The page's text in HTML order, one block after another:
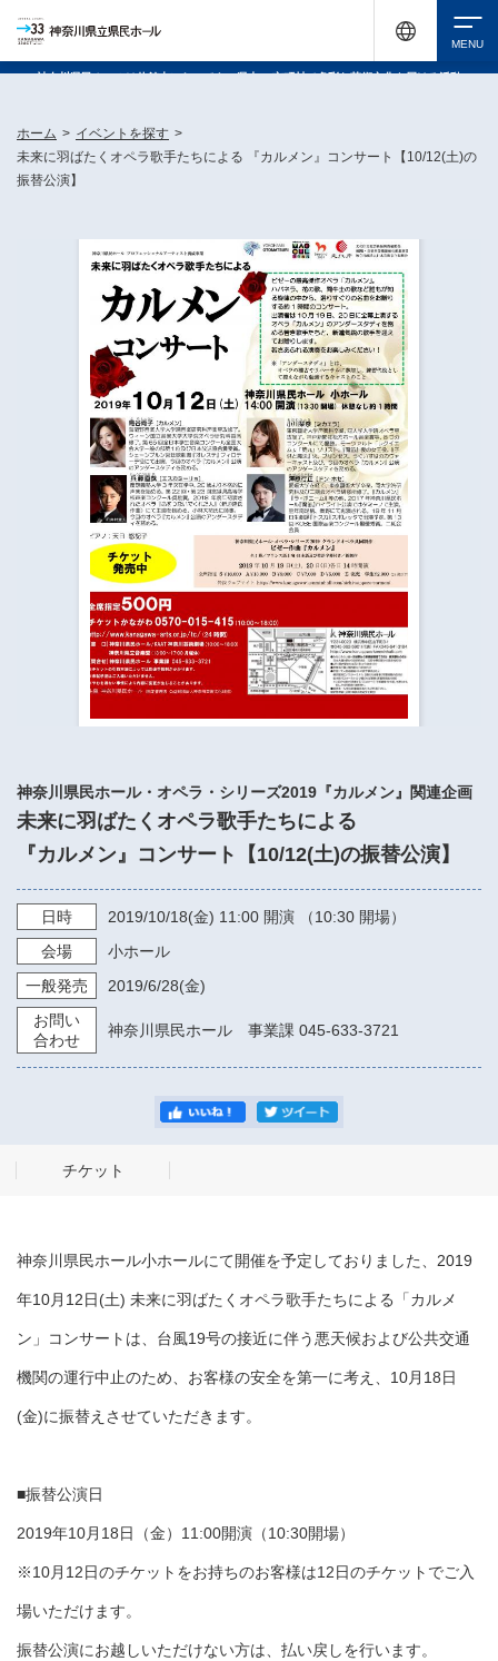
神奈川県民ホールは休館中においても、県内33市町村で多彩な芸術文化を届ける活動
イベントを探す
・ イベント一覧
・ イベントカレンダー
休館中の県民ホールについて
・ 施設概要
・ パイプオルガン
・ 神奈川県民ホールの取り組み
神奈川県立県民ホールSNS
​​​​​​​​​​​​​神奈川県立県民ホール
ギャラリーSNS
ホーム > イベントを探す >
未来に羽ばたくオペラ歌手たちによる 『カルメン』コンサート【10/12(土)の
振替公演】
神奈川県民ホール・オペラ・シリーズ2019『カルメン』関連企画
未来に羽ばたくオペラ歌手たちによる
『カルメン』コンサート【10/12(土)の振替公演】
日時 2019/10/18(金) 11:00 開演 （10:30 開場）
会場
小ホール
一般発売
2019/6/28(金)
お問い
合わせ
神奈川県民ホール 事業課 045-633-3721
チケット
神奈川県民ホール小ホールにて開催を予定しておりました、2019
年10月12日(土) 未来に羽ばたくオペラ歌手たちによる「カルメ
ン」コンサートは、台風19号の接近に伴う悪天候および公共交通
機関の運行中止のため、お客様の安全を第一に考え、10月18日
(金)に振替えさせていただきます。
■振替公演日
2019年10月18日（金）11:00開演（10:30開場）
※10月12日のチケットをお持ちのお客様は12日のチケットでご入
場いただけます。
振替公演にお越しいただけない方は、払い戻しを行います。